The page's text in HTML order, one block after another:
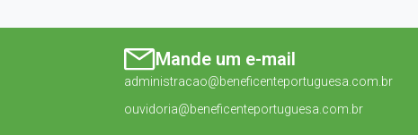
Mande um e-mail
administracao@beneficenteportuguesa.com.br
ouvidoria@beneficenteportuguesa.com.br